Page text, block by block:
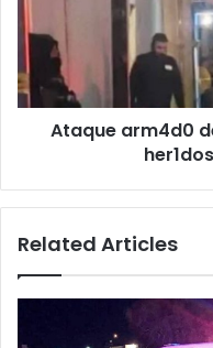
mu3rt0s
y
tres
her1dos
en
Salamanca
Ataque arm4d0
Related Articles